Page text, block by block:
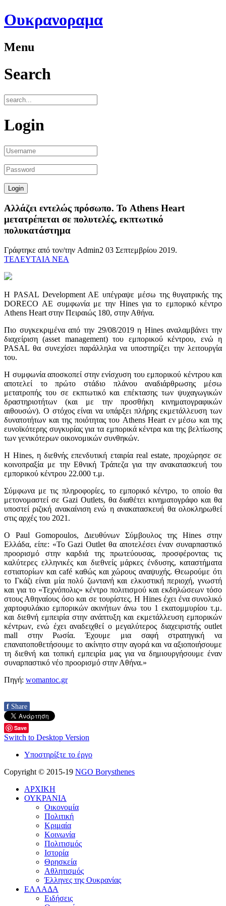
Ουκρανοραμα
Menu
Search
Login
Aλλάζει εντελώς πρόσωπο. Το Athens Heart
μετατρέπεται σε πολυτελές, εκπτωτικό
πολυκατάστημα
Γράφτηκε από τον/την Admin2 03 Σεπτεμβρίου 2019.
ΤΕΛΕΥΤΑΙΑ ΝΕΑ
Η PASAL Development AE υπέγραψε μέσω της θυγατρικής της
DORECO ΑΕ συμφωνία με την Hines για το εμπορικό κέντρο
Athens Heart στην Πειραιώς 180, στην Αθήνα.
Πιο συγκεκριμένα από την 29/08/2019 η Hines αναλαμβάνει την
διαχείριση (asset management) του εμπορικού κέντρου, ενώ η
PASAL θα συνεχίσει παράλληλα να υποστηρίζει την λειτουργία
του.
Η συμφωνία αποσκοπεί στην ενίσχυση του εμπορικού κέντρου και
αποτελεί το πρώτο στάδιο πλάνου αναδιάρθρωσης μέσω
μετατροπής του σε εκπτωτικό και επέκτασης των ψυχαγωγικών
δραστηριοτήτων (και με την προσθήκη κινηματογραφικών
αιθουσών). Ο στόχος είναι να υπάρξει πλήρης εκμετάλλευση των
δυνατοτήτων και της ποιότητας του Athens Heart εν μέσω και της
ευνοϊκότερης συγκυρίας για τα εμπορικά κέντρα και της βελτίωσης
των γενικότερων οικονομικών συνθηκών.
Η Hines, η διεθνής επενδυτική εταιρία real estate, προχώρησε σε
κοινοπραξία με την Εθνική Τράπεζα για την ανακατασκευή του
εμπορικού κέντρου 22.000 τ.μ.
Σύμφωνα με τις πληροφορίες, το εμπορικό κέντρο, το οποίο θα
μετονομαστεί σε Gazi Outlets, θα διαθέτει κινηματογράφο και θα
υποστεί ριζική ανακαίνιση ενώ η ανακατασκευή θα ολοκληρωθεί
στις αρχές του 2021.
Ο Paul Gomopoulos, Διευθύνων Σύμβουλος της Hines στην
Ελλάδα, είπε: «To Gazi Outlet θα αποτελέσει έναν συναρπαστικό
προορισμό στην καρδιά της πρωτεύουσας, προσφέροντας τις
καλύτερες ελληνικές και διεθνείς μάρκες ένδυσης, καταστήματα
εστιατορίων και café καθώς και χώρους αναψυχής. Θεωρούμε ότι
το Γκάζι είναι μία πολύ ζωντανή και ελκυστική περιοχή, γνωστή
και για το «Τεχνόπολις» κέντρο πολιτισμού και εκδηλώσεων τόσο
στους Αθηναίους όσο και σε τουρίστες. Η Hines έχει ένα συνολικό
χαρτοφυλάκιο εμπορικών ακινήτων άνω του 1 εκατομμυρίου τ.μ.
και διεθνή εμπειρία στην ανάπτυξη και εκμετάλλευση εμπορικών
κέντρων, ενώ έχει αναδειχθεί ο μεγαλύτερος διαχειριστής outlet
mall στην Ρωσία. Έχουμε μια σαφή στρατηγική να
επανατοποθετήσουμε το ακίνητο στην αγορά και να αξιοποιήσουμε
τη διεθνή και τοπική εμπειρία μας για να δημιουργήσουμε έναν
συναρπαστικό νέο προορισμό στην Αθήνα.»
Πηγή: womantoc.gr
f Share
Save
Switch to Desktop Version
Υποστηρίξτε το έργο
Copyright © 2015-19 NGO Borysthenes
ΑΡΧΙΚΗ
ΟΥΚΡΑΝΙΑ
Οικονομία
Πολιτική
Κριμαία
Κοινωνία
Πολιτισμός
Ιστορία
Θρησκεία
Αθλητισμός
Έλληνες της Ουκρανίας
ΕΛΛΑΔΑ
Ειδήσεις